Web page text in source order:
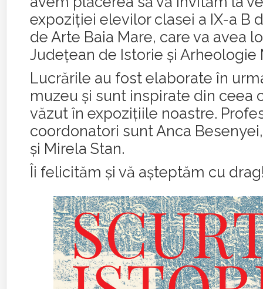
expoziției elevilor clasei a IX-a B
de Arte Baia Mare, care va avea
Județean de Istorie și Arheologie
Lucrările au fost elaborate în
muzeu și sunt inspirate din ceea
văzut în expozițiile noastre.
coordonatori sunt Anca
și Mirela Stan.
Îi felicităm și vă așteptăm cu